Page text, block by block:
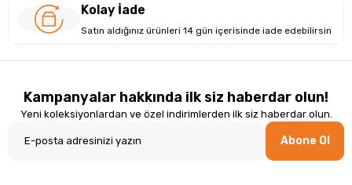
Kolay İade
Satın aldığınız ürünleri 14 gün içerisinde iade edebilirsin
Kampanyalar hakkında ilk siz haberdar olun!
Yeni koleksiyonlardan ve özel indirimlerden ilk siz haberdar olun.
Abone Ol